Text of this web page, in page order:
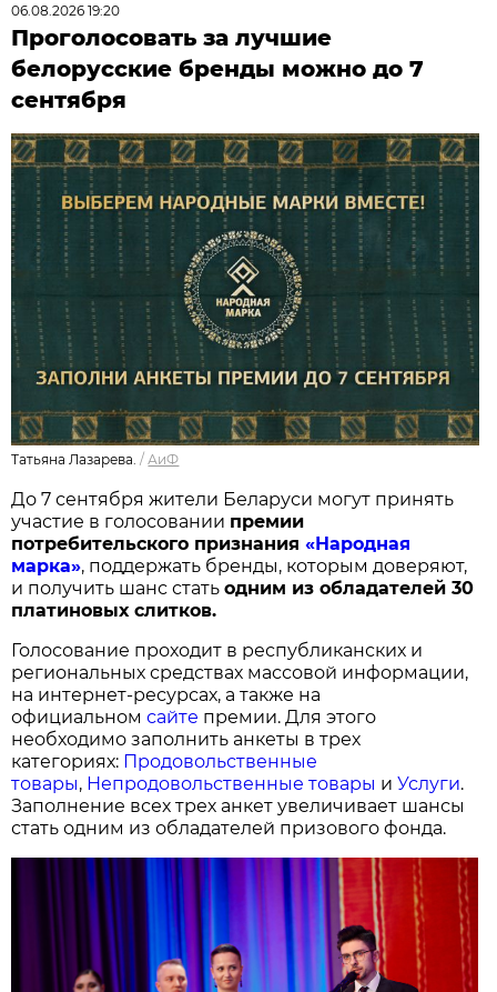
06.08.2026 19:20
Проголосовать за лучшие
белорусские бренды можно до 7
сентября
Татьяна Лазарева. /АиФ
До 7 сентября жители Беларуси могут принять
участие в голосовании премии
потребительского признания«Народная
марка», поддержать бренды, которым доверяют,
и получить шанс статьодним из обладателей 30
платиновых слитков.
Голосование проходит в республиканских и
региональных средствах массовой информации,
на интернет-ресурсах, а также на
официальномсайте премии. Для этого
необходимо заполнить анкеты в трех
категориях: Продовольственные
товары, Непродовольственные товары иУслуги.
Заполнение всех трех анкет увеличивает шансы
стать одним из обладателей призового фонда.